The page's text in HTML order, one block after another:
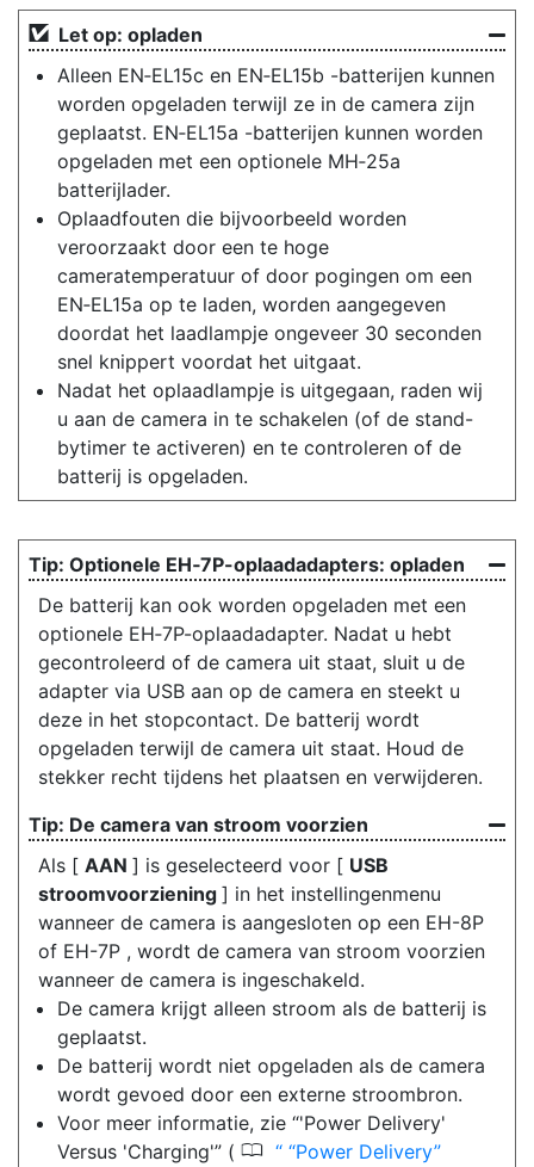
Let op: opladen
Alleen EN‑EL15c en EN‑EL15b -batterijen kunnen
worden opgeladen terwijl ze in de camera zijn
geplaatst. EN‑EL15a -batterijen kunnen worden
opgeladen met een optionele MH‑25a
batterijlader.
Oplaadfouten die bijvoorbeeld worden
veroorzaakt door een te hoge
cameratemperatuur of door pogingen om een
EN‑EL15a op te laden, worden aangegeven
doordat het laadlampje ongeveer 30 seconden
snel knippert voordat het uitgaat.
Nadat het oplaadlampje is uitgegaan, raden wij
u aan de camera in te schakelen (of de stand-
bytimer te activeren) en te controleren of de
batterij is opgeladen.
Optionele EH‑7P-oplaadadapters: opladen
De batterij kan ook worden opgeladen met een
optionele EH‑7P-oplaadadapter. Nadat u hebt
gecontroleerd of de camera uit staat, sluit u de
adapter via USB aan op de camera en steekt u
deze in het stopcontact. De batterij wordt
opgeladen terwijl de camera uit staat. Houd de
stekker recht tijdens het plaatsen en verwijderen.
De camera van stroom voorzien
Als [ AAN ] is geselecteerd voor [ USB
stroomvoorziening ] in het instellingenmenu
wanneer de camera is aangesloten op een EH-8P
of EH-7P , wordt de camera van stroom voorzien
wanneer de camera is ingeschakeld.
De camera krijgt alleen stroom als de batterij is
geplaatst.
De batterij wordt niet opgeladen als de camera
wordt gevoed door een externe stroombron.
Voor meer informatie, zie “'Power Delivery'
Versus 'Charging'” ( 0
“Power Delivery”